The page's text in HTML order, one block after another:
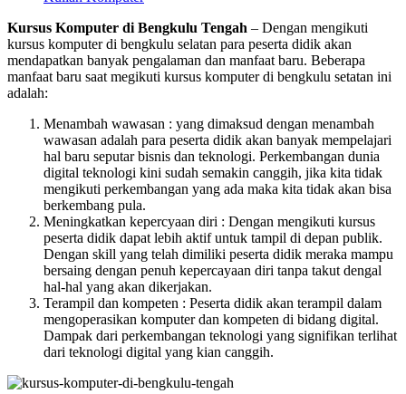
Kursus Komputer di Bengkulu Tengah – Dengan mengikuti
kursus komputer di bengkulu selatan para peserta didik akan
mendapatkan banyak pengalaman dan manfaat baru. Beberapa
manfaat baru saat megikuti kursus komputer di bengkulu setatan ini
adalah:
Menambah wawasan : yang dimaksud dengan menambah
wawasan adalah para peserta didik akan banyak mempelajari
hal baru seputar bisnis dan teknologi. Perkembangan dunia
digital teknologi kini sudah semakin canggih, jika kita tidak
mengikuti perkembangan yang ada maka kita tidak akan bisa
berkembang pula.
Meningkatkan kepercyaan diri : Dengan mengikuti kursus
peserta didik dapat lebih aktif untuk tampil di depan publik.
Dengan skill yang telah dimiliki peserta didik meraka mampu
bersaing dengan penuh kepercayaan diri tanpa takut dengal
hal-hal yang akan dikerjakan.
Terampil dan kompeten : Peserta didik akan terampil dalam
mengoperasikan komputer dan kompeten di bidang digital.
Dampak dari perkembangan teknologi yang signifikan terlihat
dari teknologi digital yang kian canggih.